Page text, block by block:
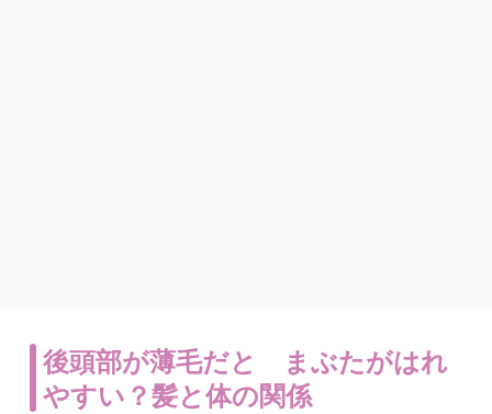
後頭部が薄毛だと まぶたがはれ
やすい？髪と体の関係